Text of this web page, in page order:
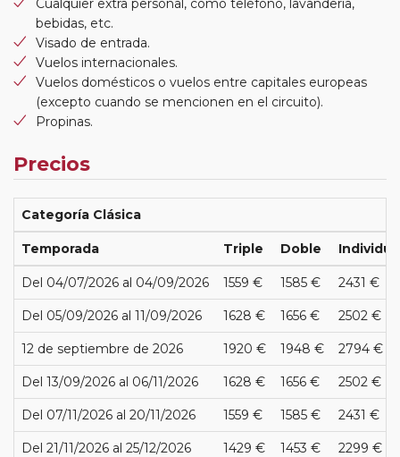
Cualquier extra personal, como teléfono, lavandería,
bebidas, etc.
Visado de entrada.
Vuelos internacionales.
Vuelos domésticos o vuelos entre capitales europeas
(excepto cuando se mencionen en el circuito).
Propinas.
Precios
Categoría Clásica
Temporada Triple Doble
Del 04/07/2026 al 04/09/2026 1559 € 1585 € 2431 €
Del 05/09/2026 al 11/09/2026 1628 € 1656 € 2502 €
12 de septiembre de 2026 1920 € 1948 € 2794 €
Del 13/09/2026 al 06/11/2026 1628 € 1656 € 2502 €
Del 07/11/2026 al 20/11/2026 1559 € 1585 € 2431 €
Del 21/11/2026 al 25/12/2026 1429 € 1453 € 2299 €